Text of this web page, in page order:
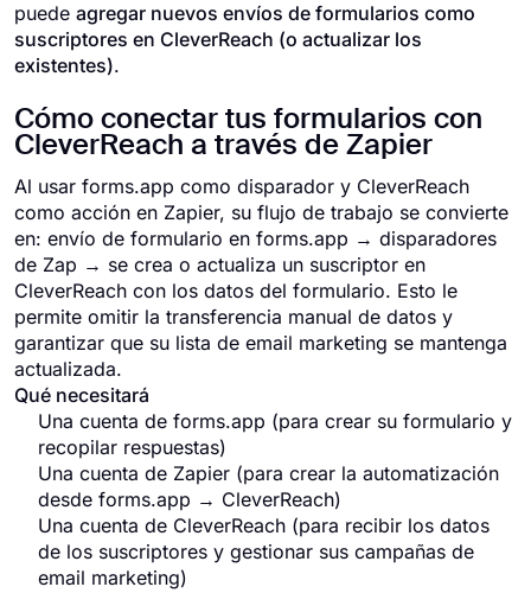
puede agregar nuevos envíos de formularios como
suscriptores en CleverReach (o actualizar los
existentes).
Cómo conectar tus formularios con
CleverReach a través de Zapier
Al usar forms.app como disparador y CleverReach
como acción en Zapier, su flujo de trabajo se convierte
en: envío de formulario en forms.app → disparadores
de Zap → se crea o actualiza un suscriptor en
CleverReach con los datos del formulario. Esto le
permite omitir la transferencia manual de datos y
garantizar que su lista de email marketing se mantenga
actualizada.
Qué necesitará
Una cuenta de forms.app (para crear su formulario y
recopilar respuestas)
Una cuenta de Zapier (para crear la automatización
desde forms.app → CleverReach)
Una cuenta de CleverReach (para recibir los datos
de los suscriptores y gestionar sus campañas de
email marketing)